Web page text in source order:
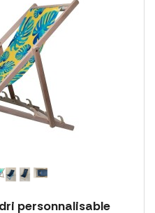
personnalisable